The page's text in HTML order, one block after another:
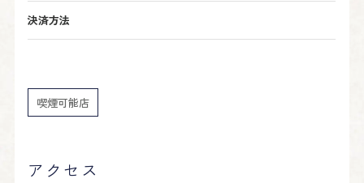
決済方法
喫煙可能店
アクセス